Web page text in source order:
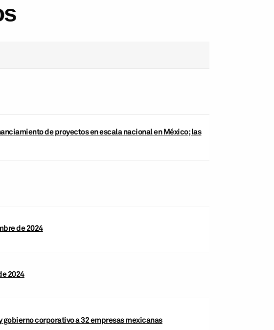
de proyectos en escala nacional en México; las
de 2024
2024
corporativo a 32 empresas mexicanas